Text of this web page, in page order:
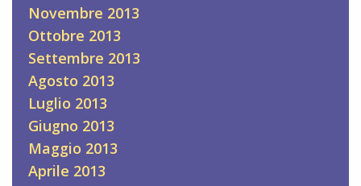
Novembre 2013
Ottobre 2013
Settembre 2013
Agosto 2013
Luglio 2013
Giugno 2013
Maggio 2013
Aprile 2013